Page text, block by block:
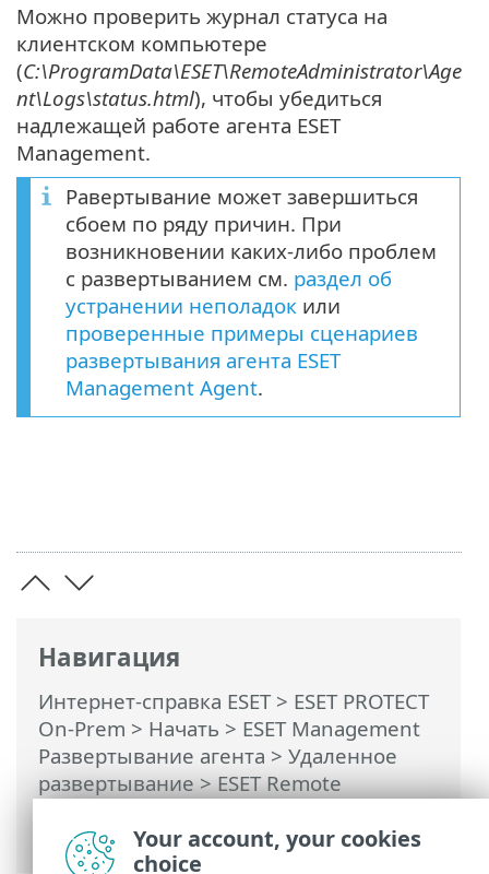
Навигация
Интернет-справка ESET> ESET PROTECT
On-Prem > Начать > ESET Management
Развертывание агента > Удаленное
развертывание>ESET Remote
из Active Directory
Можно проверить журнал статуса на
клиентском компьютере
(C:\ProgramData\ESET\RemoteAdministrator\Age
nt\Logs\status.html), чтобы убедиться
надлежащей работе агента ESET
Management.
Равертывание может завершиться
сбоем по ряду причин. При
возникновении каких-либо проблем
с развертыванием см. раздел об
устранении неполадок или
проверенные примеры сценариев
развертывания агента ESET
Management Agent.
Your account, your cookies
choice